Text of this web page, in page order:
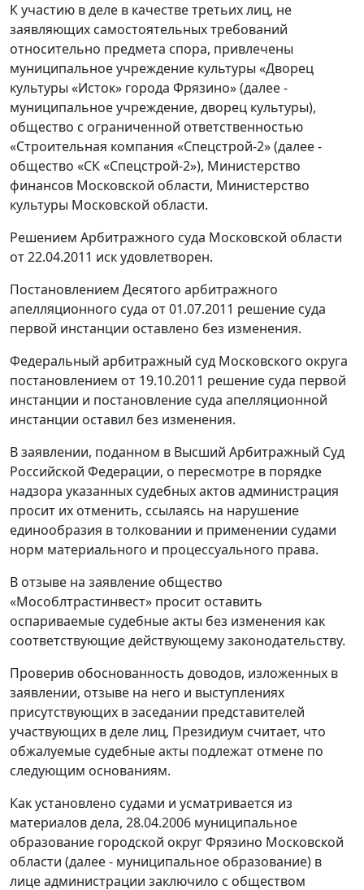
К участию в деле в качестве третьих лиц, не
заявляющих самостоятельных требований
относительно предмета спора, привлечены
муниципальное учреждение культуры «Дворец
культуры «Исток» города Фрязино» (далее -
муниципальное учреждение, дворец культуры),
общество с ограниченной ответственностью
«Строительная компания «Спецстрой-2» (далее -
общество «СК «Спецстрой-2»), Министерство
финансов Московской области, Министерство
культуры Московской области.
Решением Арбитражного суда Московской области
от 22.04.2011 иск удовлетворен.
Постановлением Десятого арбитражного
апелляционного суда от 01.07.2011 решение суда
первой инстанции оставлено без изменения.
Федеральный арбитражный суд Московского округа
постановлением от 19.10.2011 решение суда первой
инстанции и постановление суда апелляционной
инстанции оставил без изменения.
В заявлении, поданном в Высший Арбитражный Суд
Российской Федерации, о пересмотре в порядке
надзора указанных судебных актов администрация
просит их отменить, ссылаясь на нарушение
единообразия в толковании и применении судами
норм материального и процессуального права.
В отзыве на заявление общество
«Мособлтрастинвест» просит оставить
оспариваемые судебные акты без изменения как
соответствующие действующему законодательству.
Проверив обоснованность доводов, изложенных в
заявлении, отзыве на него и выступлениях
присутствующих в заседании представителей
участвующих в деле лиц, Президиум считает, что
обжалуемые судебные акты подлежат отмене по
следующим основаниям.
Как установлено судами и усматривается из
материалов дела, 28.04.2006 муниципальное
образование городской округ Фрязино Московской
области (далее - муниципальное образование) в
лице администрации заключило с обществом